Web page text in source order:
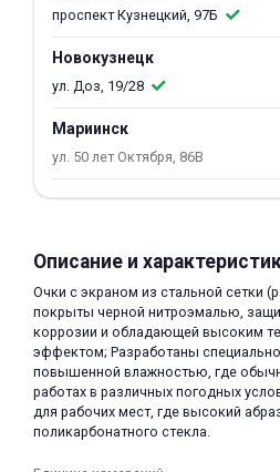
проспект Кузнецкий, 97Б
Новокузнецк
ул. Доз, 19/28
Мариинск
ул. 50 лет Октября, 86В
Описание и
Очки с экраном из стальной сетки
покрыты черной нитроэмалью,
коррозии и обладающей высоким
эффектом; Разработаны
повышенной влажностью, где
работах в различных погодных
для рабочих мест, где высокий
поликарбонатного стекла.